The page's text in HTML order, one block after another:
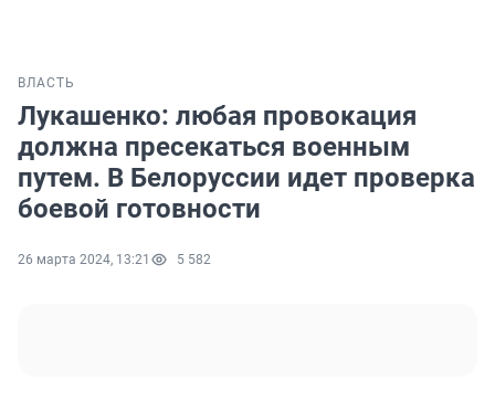
ВЛАСТЬ
Лукашенко: любая провокация
должна пресекаться военным
путем. В Белоруссии идет проверка
боевой готовности
26 марта 2024, 13:21 5 582